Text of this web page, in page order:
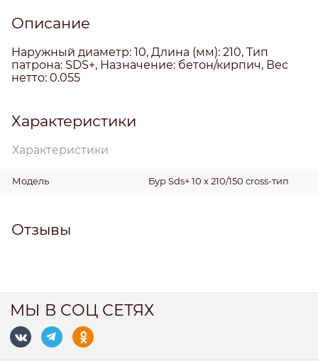
Описание
Наружный диаметр: 10, Длина (мм): 210, Тип
патрона: SDS+, Назначение: бетон/кирпич, Вес
нетто: 0.055
Характеристики
Характеристики
Модель Бур Sds+ 10 x 210/150 cross-тип
Отзывы
МЫ В СОЦ СЕТЯХ